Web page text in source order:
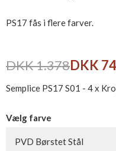
PS17 fås i flere farver.
DKK 1.378DKK
Semplice PS17 S01 - 4 x
Vælg farve
PVD Børstet Stål